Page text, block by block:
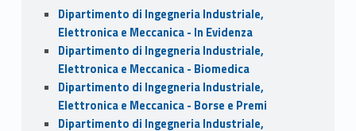
Dipartimento di Ingegneria Industriale,
Elettronica e Meccanica - In Evidenza
Dipartimento di Ingegneria Industriale,
Elettronica e Meccanica - Biomedica
Dipartimento di Ingegneria Industriale,
Elettronica e Meccanica - Borse e Premi
Dipartimento di Ingegneria Industriale,